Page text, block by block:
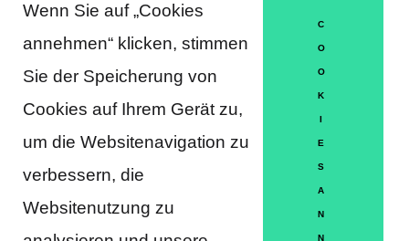
About Trausti e.V.
MITGLIEDSCHAFT
HÄUFIGE FRAGEN
KONTAKT
Wenn Sie auf „Cookies
annehmen“ klicken, stimmen
Sie der Speicherung von
Cookies auf Ihrem Gerät zu,
um die Websitenavigation zu
verbessern, die
Websitenutzung zu
C
O
O
K
I
E
S
A
N
N